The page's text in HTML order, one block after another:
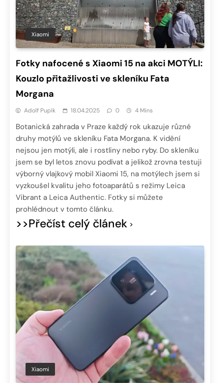
Xiaomi
Fotky nafocené s Xiaomi 15 na akci MOTÝLI:
Kouzlo přitažlivosti ve skleníku Fata
Morgana
Adolf Pupík 18.04.2025 0 4 Mins
Botanická zahrada v Praze každý rok ukazuje různé
druhy motýlů ve skleníku Fata Morgana. K vidění
nejsou jen motýli, ale i rostliny nebo ryby. Do skleníku
jsem se byl letos znovu podívat a jelikož zrovna testuji
výborný vlajkový mobil Xiaomi 15, na motýlech jsem si
vyzkoušel kvalitu jeho fotoaparátů s režimy Leica
Vibrant a Leica Authentic. Fotky si můžete
prohlédnout v tomto článku.
>>Přečíst celý článek
Xiaomi